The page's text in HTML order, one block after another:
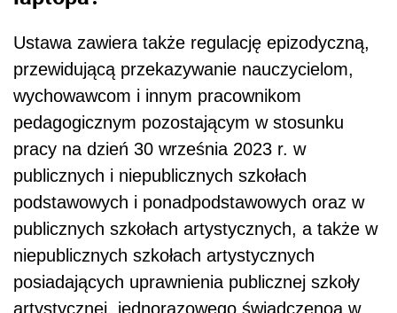
posiadających uprawnienia publicznej szkoły
artystycznej, jednorazowego świadczenoa w
postaci bonów na zakup laptopów lub laptopów
przeglądarkowych. Określenie grup nauczycieli
uprawnionych do uzyskania wsparcia w postaci
bonu na zakup laptopa albo laptopa
przeglądarkowego nastąpi w rozporządzeniu
wydanym przez ministra właściwego do spraw
informatyzacji.